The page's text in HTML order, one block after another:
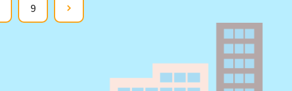
9